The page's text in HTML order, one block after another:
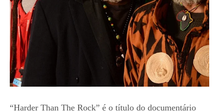
“Harder Than The Rock” é o título do documentário